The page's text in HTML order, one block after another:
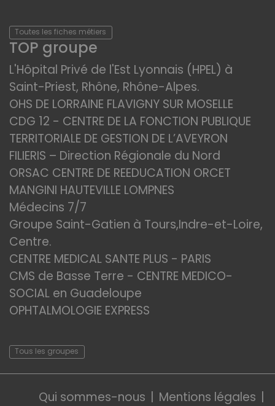
Toutes les fiches métiers
TOP groupe
L'Hôpital Privé de l'Est Lyonnais (HPEL) à
Saint-Priest, Rhône, Rhône-Alpes.
OHS DE LORRAINE FLAVIGNY SUR MOSELLE
CDG 12 - CENTRE DE LA FONCTION PUBLIQUE
TERRITORIALE DE GESTION DE L’AVEYRON
FILIERIS – Direction Régionale du Nord
ORSAC CENTRE DE REEDUCATION ORCET
MANGINI HAUTEVILLE LOMPNES
Médecins 7/7
Groupe Saint-Gatien à Tours,Indre-et-Loire,
Centre.
CENTRE MEDICAL SANTE PLUS - PARIS
CMS de Basse Terre - CENTRE MEDICO-
SOCIAL en Guadeloupe
OPHTALMOLOGIE EXPRESS
Tous les groupes
Qui sommes-nous
Mentions légales